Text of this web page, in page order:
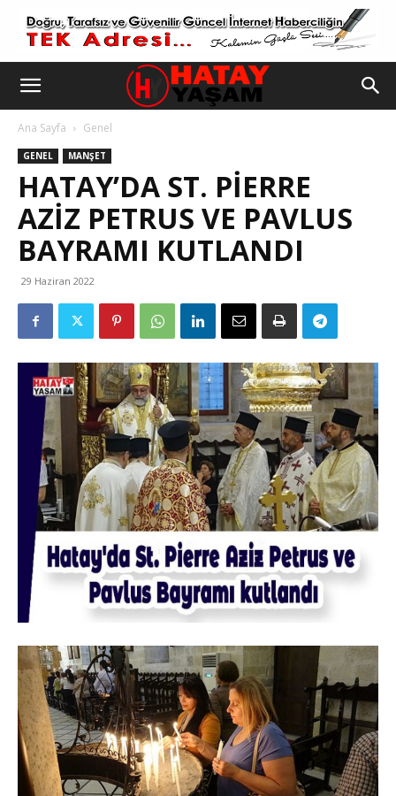
Ana Sayfa Genel
GENEL MANŞET
HATAY’DA ST. PIERRE
AZIZ PETRUS VE PAVLUS
BAYRAMI KUTLANDI
29 Haziran 2022